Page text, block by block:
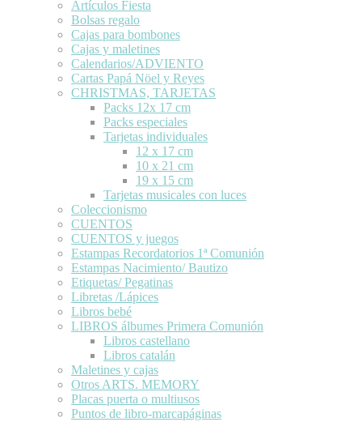
Artículos Fiesta
Bolsas regalo
Cajas para bombones
Cajas y maletines
Calendarios/ADVIENTO
Cartas Papá Nöel y Reyes
CHRISTMAS, TARJETAS
Packs 12x 17 cm
Packs especiales
Tarjetas individuales
12 x 17 cm
10 x 21 cm
19 x 15 cm
Tarjetas musicales con luces
Coleccionismo
CUENTOS
CUENTOS y juegos
Estampas Recordatorios 1ª Comunión
Estampas Nacimiento/ Bautizo
Etiquetas/ Pegatinas
Libretas /Lápices
Libros bebé
LIBROS álbumes Primera Comunión
Libros castellano
Libros catalán
Maletines y cajas
Otros ARTS. MEMORY
Placas puerta o multiusos
Puntos de libro-marcapáginas